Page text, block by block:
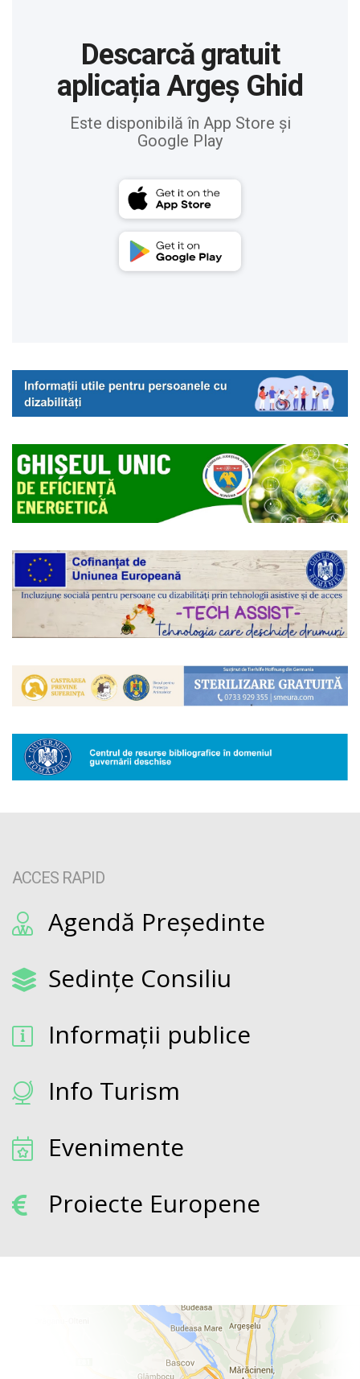
Descarcă gratuit
aplicația Argeș Ghid
Este disponibilă în App Store și
Google Play
ACCES RAPID
Agendă Președinte
Sedințe Consiliu
Informații publice
Info Turism
Evenimente
Proiecte Europene